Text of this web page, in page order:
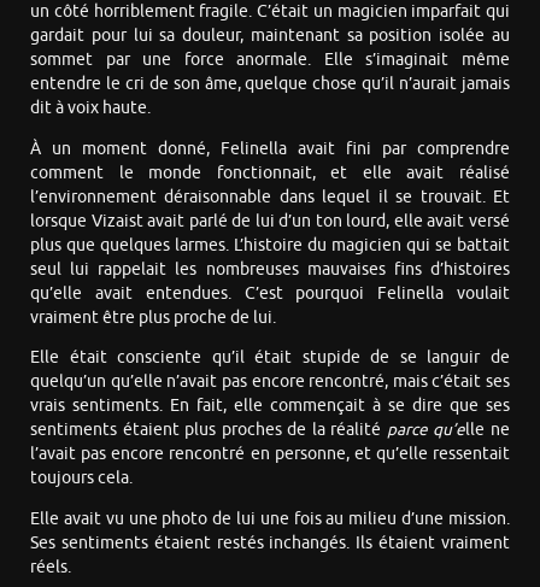
un côté horriblement fragile. C’était un magicien imparfait qui
gardait pour lui sa douleur, maintenant sa position isolée au
sommet par une force anormale. Elle s’imaginait même
entendre le cri de son âme, quelque chose qu’il n’aurait jamais
dit à voix haute.
À un moment donné, Felinella avait fini par comprendre
comment le monde fonctionnait, et elle avait réalisé
l’environnement déraisonnable dans lequel il se trouvait. Et
lorsque Vizaist avait parlé de lui d’un ton lourd, elle avait versé
plus que quelques larmes. L’histoire du magicien qui se battait
seul lui rappelait les nombreuses mauvaises fins d’histoires
qu’elle avait entendues. C’est pourquoi Felinella voulait
vraiment être plus proche de lui.
Elle était consciente qu’il était stupide de se languir de
quelqu’un qu’elle n’avait pas encore rencontré, mais c’était ses
vrais sentiments. En fait, elle commençait à se dire que ses
sentiments étaient plus proches de la réalité parce qu’elle ne
l’avait pas encore rencontré en personne, et qu’elle ressentait
toujours cela.
Elle avait vu une photo de lui une fois au milieu d’une mission.
Ses sentiments étaient restés inchangés. Ils étaient vraiment
réels.